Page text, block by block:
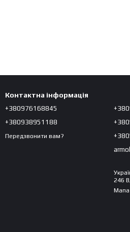
Контактна інформація
+380976168845
+380938951188
Передзвонити вам?
246
Мапа